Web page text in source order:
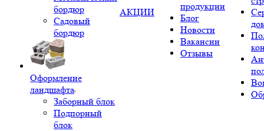
бордюр
Садовый
бордюр
Оформление
ландшафта
Заборный блок
Подпорный
блок
АКЦИИ
продукции
Блог
Новости
Вакансии
Отзывы